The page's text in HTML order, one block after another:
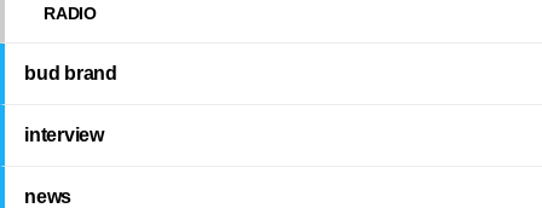
RADIO
bud brand
interview
news